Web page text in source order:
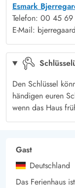
Fisch zu kaufen gibt.
Kombistecker oder
Meter) und Adapter
Esmark
Telefon: 00 45
E-Mail:
Den Schlüssel
händigen euren
wenn das Haus
Terrasse:
Gast
Deutschland
Das Ferienhaus